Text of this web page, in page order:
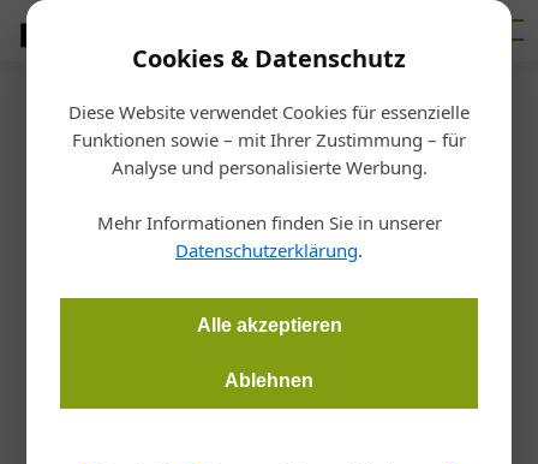
Cookies & Datenschutz
Diese Website verwendet Cookies für essenzielle
Funktionen sowie – mit Ihrer Zustimmung – für
Analyse und personalisierte Werbung.
Mehr Informationen finden Sie in unserer
Datenschutzerklärung.
Alle akzeptieren
Ablehnen
Startseite/Allgemein
Funktionale
Leistungsbeschreibung in
Ausschreibung und Vertrag